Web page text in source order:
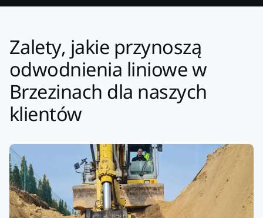
Zalety, jakie przynoszą
odwodnienia liniowe w
Brzezinach dla naszych
klientów